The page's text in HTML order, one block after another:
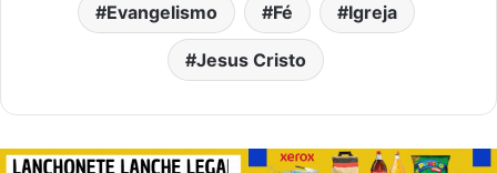
Evangelismo Fé Igreja
Jesus Cristo